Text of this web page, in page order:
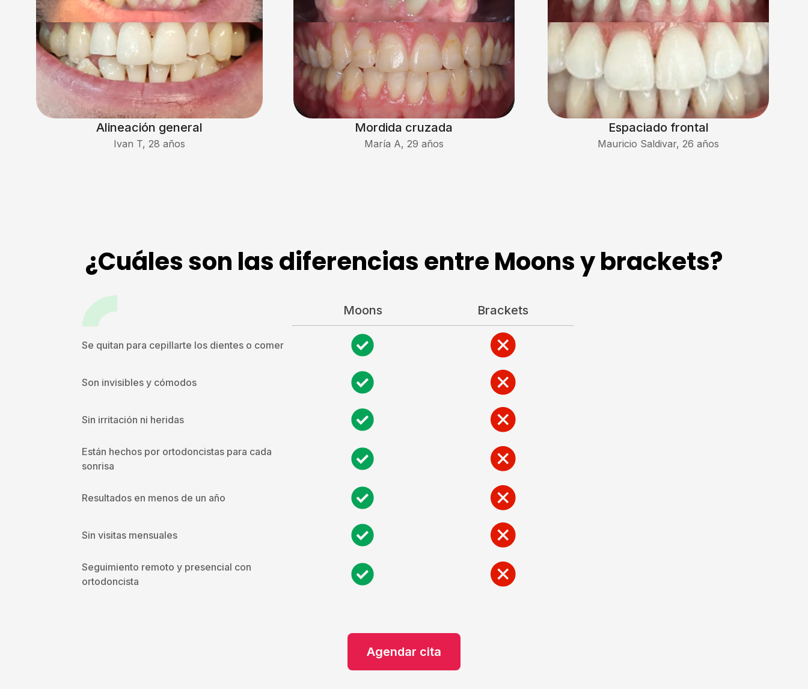
Alineación general
Ivan T, 28 años
Mordida cruzada
María A, 29 años
Espaciado frontal
Mauricio Saldivar, 26 años
¿Cuáles son las diferencias entre Moons y brackets?
Moons Brackets
Se quitan para cepillarte los dientes o comer
Son invisibles y cómodos
Sin irritación ni heridas
Están hechos por ortodoncistas para cada
sonrisa
Resultados en menos de un año
Sin visitas mensuales
Seguimiento remoto y presencial con
ortodoncista
Agendar cita